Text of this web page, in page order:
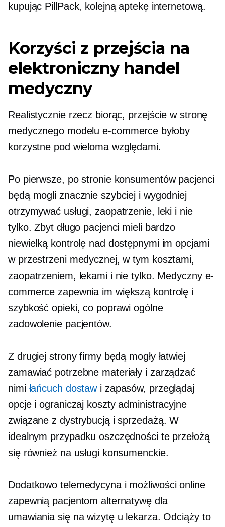
kupując PillPack, kolejną aptekę internetową.
Korzyści z przejścia na
elektroniczny handel
medyczny
Realistycznie rzecz biorąc, przejście w stronę
medycznego modelu e-commerce byłoby
korzystne pod wieloma względami.
Po pierwsze, po stronie konsumentów pacjenci
będą mogli znacznie szybciej i wygodniej
otrzymywać usługi, zaopatrzenie, leki i nie
tylko. Zbyt długo pacjenci mieli bardzo
niewielką kontrolę nad dostępnymi im opcjami
w przestrzeni medycznej, w tym kosztami,
zaopatrzeniem, lekami i nie tylko. Medyczny e-
commerce zapewnia im większą kontrolę i
szybkość opieki, co poprawi ogólne
zadowolenie pacjentów.
Z drugiej strony firmy będą mogły łatwiej
zamawiać potrzebne materiały i zarządzać
nimi łańcuch dostawi zapasów, przeglądaj
opcje i ograniczaj koszty administracyjne
związane z dystrybucją i sprzedażą. W
idealnym przypadku oszczędności te przełożą
się również na usługi konsumenckie.
Dodatkowo telemedycyna i możliwości online
zapewnią pacjentom alternatywę dla
umawiania się na wizytę u lekarza. Odciąży to